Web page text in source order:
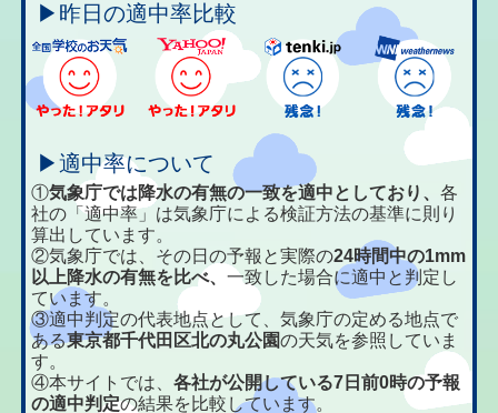
▶昨日の適中率比較
▶適中率について
①気象庁では降水の有無の一致を適中としており、各
社の「適中率」は気象庁による検証方法の基準に則り
算出しています。
②気象庁では、その日の予報と実際の24時間中の1mm
以上降水の有無を比べ、一致した場合に適中と判定し
ています。
③適中判定の代表地点として、気象庁の定める地点で
ある東京都千代田区北の丸公園の天気を参照していま
す。
④本サイトでは、各社が公開している7日前0時の予報
の適中判定の結果を比較しています。